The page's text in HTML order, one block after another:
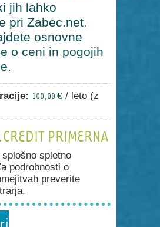
jih lahko
pri Zabec.net.
osnovne
o ceni in pogojih
100,00 € / leto (z
PRIMERNA
spletno
podrobnosti o
preverite